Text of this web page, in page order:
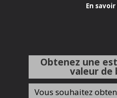
En
Obtenez une
valeur de
Vous souhaitez